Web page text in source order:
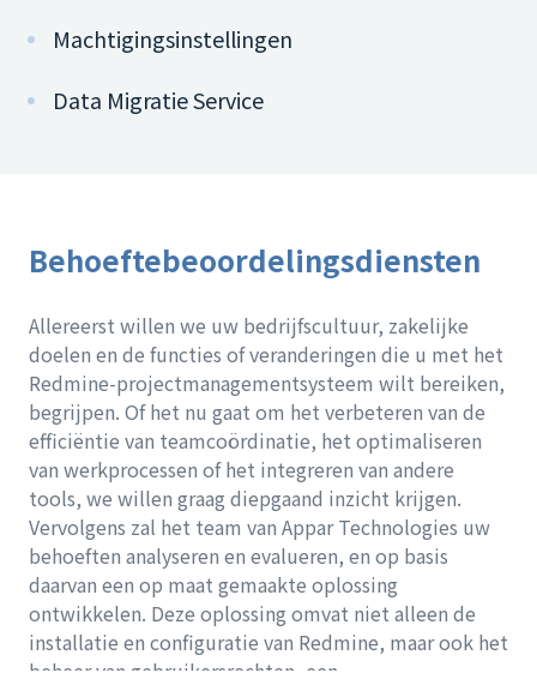
Machtigingsinstellingen
Data Migratie Service
Behoeftebeoordelingsdiensten
Allereerst willen we uw bedrijfscultuur, zakelijke
doelen en de functies of veranderingen die u met het
Redmine-projectmanagementsysteem wilt bereiken,
begrijpen. Of het nu gaat om het verbeteren van de
efficiëntie van teamcoördinatie, het optimaliseren
van werkprocessen of het integreren van andere
tools, we willen graag diepgaand inzicht krijgen.
Vervolgens zal het team van Appar Technologies uw
behoeften analyseren en evalueren, en op basis
daarvan een op maat gemaakte oplossing
ontwikkelen. Deze oplossing omvat niet alleen de
installatie en configuratie van Redmine, maar ook het
beheer van gebruikersrechten, een